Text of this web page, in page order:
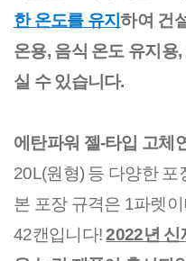
한 온도를 유지하여 건
온용, 음식 온도 유지용
실 수 있습니다.
에탄파워 젤-타입 고체
20L(원형) 등 다양한 포
본 포장 규격은 1파렛
42캔입니다!2022년 신